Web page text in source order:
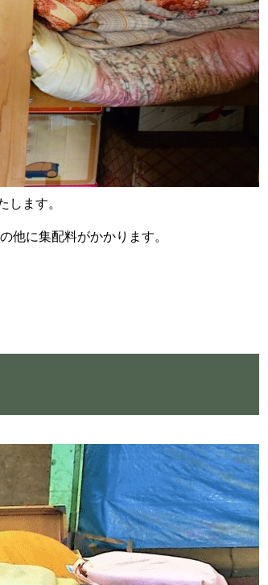
します。
他に集配料がかかります。